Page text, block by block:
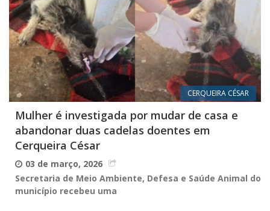
CERQUEIRA CÉSAR
Mulher é investigada por mudar de casa e
abandonar duas cadelas doentes em
Cerqueira César
03 de março, 2026
Secretaria de Meio Ambiente, Defesa e Saúde Animal do
município recebeu uma